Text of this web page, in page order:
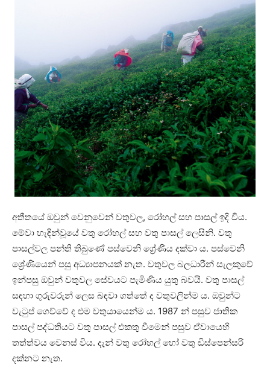
අතීතයේ ඔවුන් වෙනුවෙන් වතුවල, රෝහල් සහ පාසල් ඉදි විය.
මේවා හැඳින්වූයේ වතු රෝහල් සහ වතු පාසල් ලෙසිනි. වතු
පාසල්වල පන්ති තිබුණේ පස්වෙනි ශ්‍රේණිය දක්වා ය. පස්වෙනි
ශ්‍රේණියෙන් පසු අධ්‍යාපනයක් නැත. වතුවල බලධාරීන් සැලකුවේ
ඉන්පසු ඔවුන් වතුවල සේවයට පැමිණිය යුතු බවයි. වතු පාසල්
සඳහා ගුරුවරුන් ලෙස බඳවා ගත්තේ ද වතුවලින්ම ය. ඔවුන්ට
වැටුප් ගෙව්වේ ද එම වතුයායෙන්ම ය. 1987 න් පසුව ජාතික
පාසල් පද්ධතියට වතු පාසල් එකතු වීමෙන් පසුව ඒවායෙහි
තත්ත්වය වෙනස් විය. දැන් වතු රෝහල් හෝ වතු ඩිස්පෙන්සරි
දක්නට නැත.